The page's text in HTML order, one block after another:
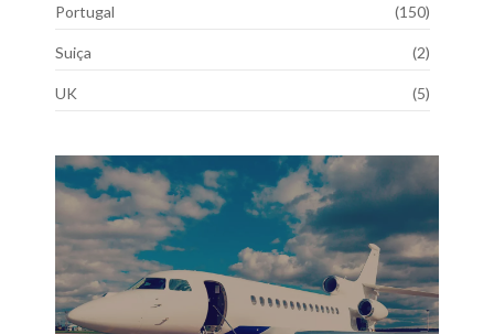
Portugal (150)
Suiça (2)
UK (5)